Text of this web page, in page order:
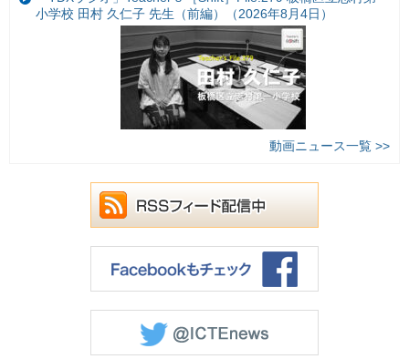
小学校 田村 久仁子 先生（前編）（2026年8月4日）
動画ニュース一覧 >>